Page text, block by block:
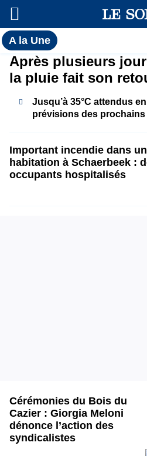
A la UneToutes
l'actualité
du Soir
A
la
Une
Après plusieurs
la pluie fait son
Jusqu’à 35°C attendus
prévisions des
Important incendie dans
habitation à Schaerbeek :
occupants hospitalisés
Cérémonies du Bois du
Cazier : Giorgia Meloni
dénonce l’action des
syndicalistes